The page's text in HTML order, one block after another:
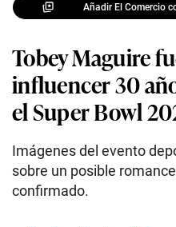
Añadir El Comercio
Tobey Maguire
influencer 30
el Super Bowl
Imágenes del evento
sobre un posible
confirmado.